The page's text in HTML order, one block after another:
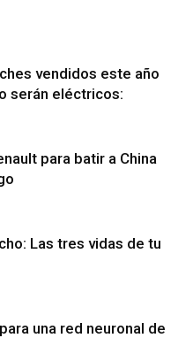
vendidos este año
serán eléctricos:
para batir a China
Las tres vidas de tu
una red neuronal de